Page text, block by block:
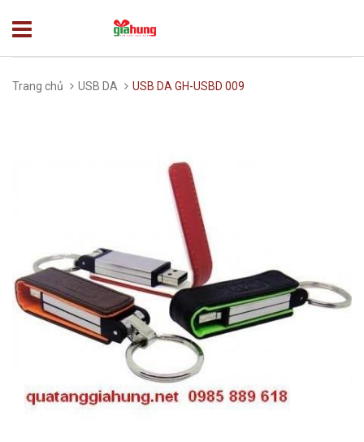
Trang chủ USB DA USB DA GH-USBD 009